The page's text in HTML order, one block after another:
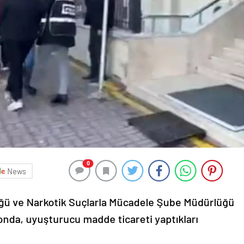
News
0
ve Narkotik Suçlarla Mücadele Şube Müdürlüğü
uyuşturucu madde ticareti yaptıkları